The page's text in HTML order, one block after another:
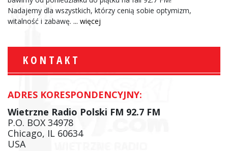
Nadajemy dla wszystkich, którzy cenią sobie optymizm,
witalność i zabawę. ... więcej
KONTAKT
ADRES KORESPONDENCYJNY:
Wietrzne Radio Polski FM 92.7 FM
P.O. BOX 34978
Chicago, IL 60634
USA